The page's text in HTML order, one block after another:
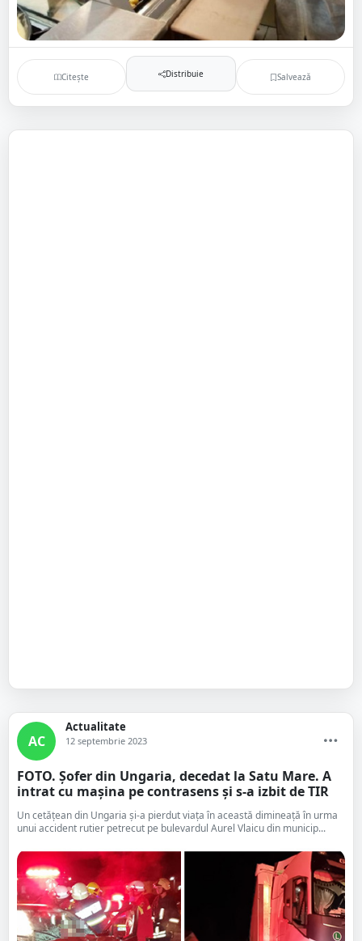
Citește Distribuie Salvează
AC
Actualitate
12 septembrie 2023
FOTO. Șofer din Ungaria, decedat la Satu Mare. A
intrat cu mașina pe contrasens și s-a izbit de TIR
Un cetățean din Ungaria și-a pierdut viața în această dimineață în urma
unui accident rutier petrecut pe bulevardul Aurel Vlaicu din municip...